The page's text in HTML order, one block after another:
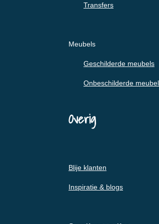
Transfers
Meubels
Geschilderde meubels
Onbeschilderde
Overig
Blije klanten
Inspiratie & blogs